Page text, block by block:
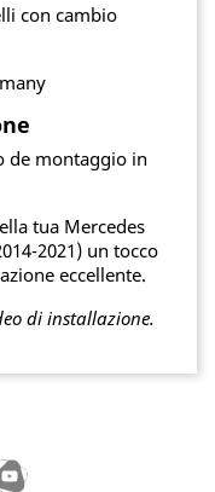
con cambio
de montaggio in
tua Mercedes
2021) un tocco
eccellente.
di installazione.